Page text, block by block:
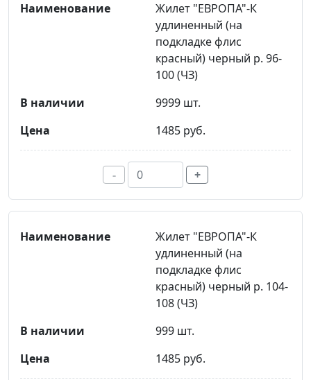
Жилет "ЕВРОПА"-К
удлиненный (на
подкладке флис
красный) черный р. 96-
100 (ЧЗ)
9999 шт.
1485 руб.
- +
Жилет "ЕВРОПА"-К
удлиненный (на
подкладке флис
красный) черный р. 104-
108 (ЧЗ)
999 шт.
1485 руб.